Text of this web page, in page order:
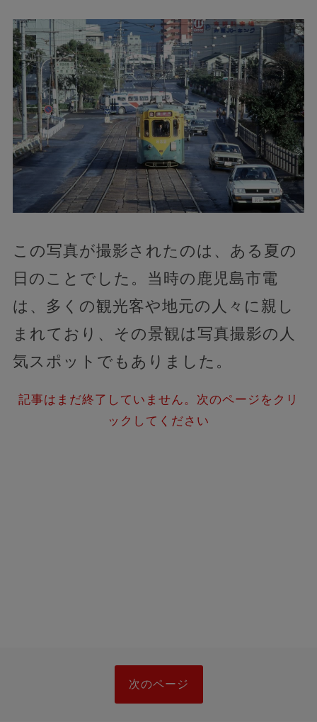
この写真が撮影されたのは、ある夏の
日のことでした。当時の鹿児島市電
は、多くの観光客や地元の人々に親し
まれており、その景観は写真撮影の人
気スポットでもありました。
記事はまだ終了していません。次のページをクリ
ックしてください
次のページ